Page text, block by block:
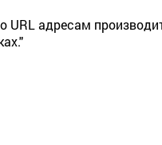
URL адресам